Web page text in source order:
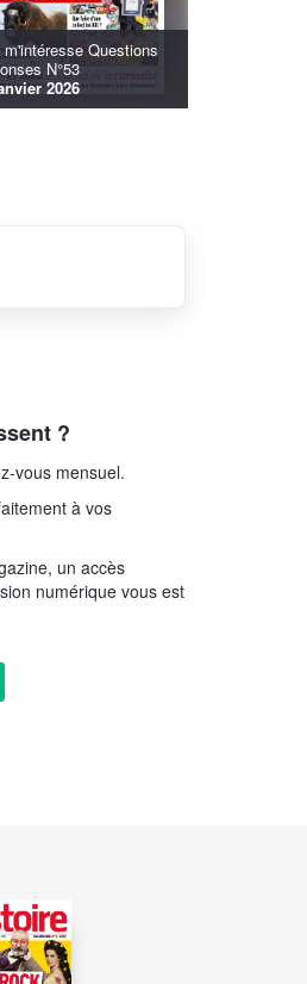
Questions
N°53
2026
?
vous mensuel.
à vos
un accès
numérique vous est